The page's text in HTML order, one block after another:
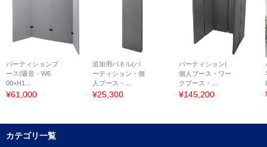
パーティションブ
ース(吸音・W6
00×H1...
¥61,000
追加用パネル(パ
ーティション・個
人ブース・...
¥25,300
パーティション(
個人ブース・ワー
クブース・...
¥145,200
カテゴリ一覧